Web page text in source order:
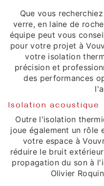
Que vous
verre, en laine de
équipe peut vous
pour votre projet à
votre isolation
précision et
des performances
Isolation acoustique
Outre l'isolation
joue également un rôle
votre espace à
réduire le bruit
propagation du son à
Olivier